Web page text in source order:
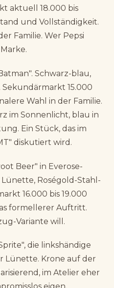
aktuell 18.000 bis
und Vollständigkeit.
Familie. Wer Pepsi
Schwarz-blau,
15.000
Wahl in der Familie.
im Sonnenlicht, blau in
Ein Stück, das im
diskutiert wird.
Beer" in Everose-
Roségold-Stahl-
16.000 bis 19.000
formellerer Auftritt.
Variante will.
die linkshändige
Lünette. Krone auf der
im Atelier eher